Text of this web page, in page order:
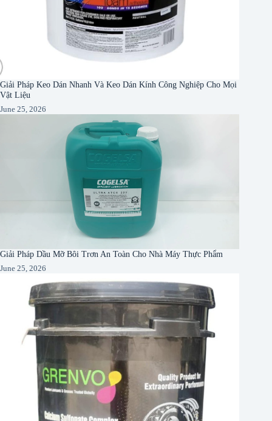
Giải Pháp Keo Dán Nhanh Và Keo Dán Kính Công Nghiệp Cho Mọi
Vật Liệu
June 25, 2026
Giải Pháp Dầu Mỡ Bôi Trơn An Toàn Cho Nhà Máy Thực Phẩm
June 25, 2026